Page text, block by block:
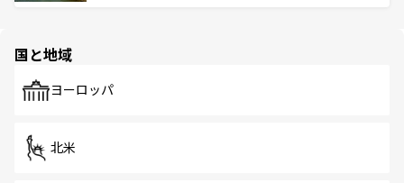
で、ホーカーズは地元の風情を楽しめる外せないスポット
国と地域
ヨーロッパ
北米